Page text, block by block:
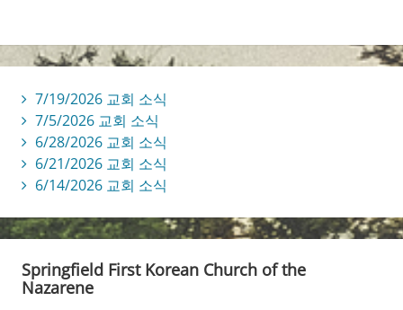
7/19/2026 교회 소식
7/5/2026 교회 소식
6/28/2026 교회 소식
6/21/2026 교회 소식
6/14/2026 교회 소식
Springfield First Korean Church of the
Nazarene